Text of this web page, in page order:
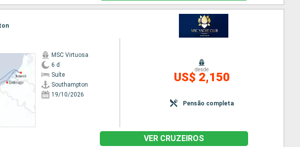
MSC Virtuosa
6 d
Suíte
Southampton
19/10/2026
desde
US$ 2,150
Pensão completa
VER CRUZEIROS